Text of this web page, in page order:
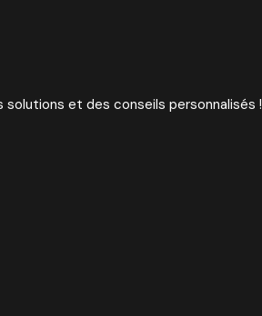
et des conseils personnalisés !